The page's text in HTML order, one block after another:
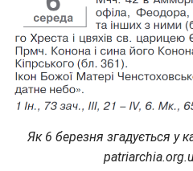
Як 6 березня згадується у